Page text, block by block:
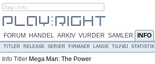
FORUM HANDEL ARKIV VURDER SAMLER INFO
TITLER RELEASE SERIER FIRMAER LANDE TILFØJ STATISTIK
Info Titler Mega Man: The Power